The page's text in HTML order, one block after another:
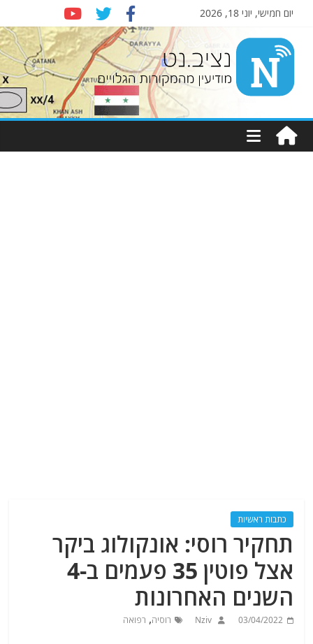
יום חמישי, יוני 18, 2026
Nziv.net
מודיעין
מהמקורות
כתבות ראשיות
תחקיר רוסי: אונקולוג ביקר
אצל פוטין 35 פעמים ב-4
השנים האחרונות
03/04/2022
Nziv רוסיה, רפואה